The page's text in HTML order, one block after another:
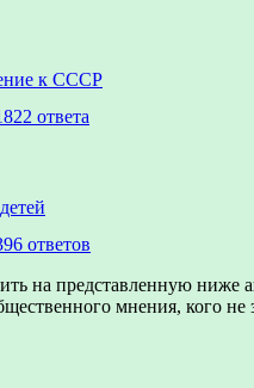
к СССР
ответа
ответов
на представленную ниже
мнения, кого не